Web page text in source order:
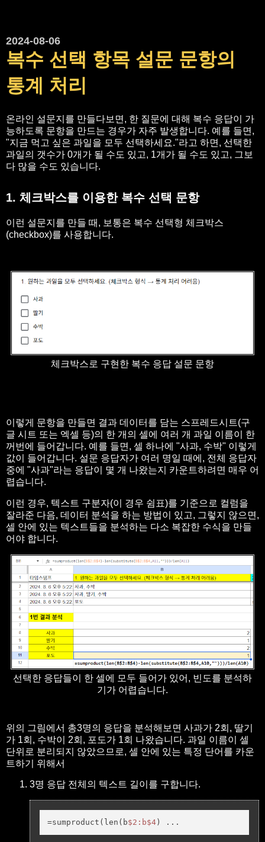
2024-08-06
복수 선택 항목 설문 문항의
통계 처리
온라인 설문지를 만들다보면, 한 질문에 대해 복수 응답이 가
능하도록 문항을 만드는 경우가 자주 발생합니다. 예를 들면,
"지금 먹고 싶은 과일을 모두 선택하세요."라고 하면, 선택한
과일의 갯수가 0개가 될 수도 있고, 1개가 될 수도 있고, 그보
다 많을 수도 있습니다.
1. 체크박스를 이용한 복수 선택 문항
이런 설문지를 만들 때, 보통은 복수 선택형 체크박스
(checkbox)를 사용합니다.
체크박스로 구현한 복수 응답 설문 문항
이렇게 문항을 만들면 결과 데이터를 담는 스프레드시트(구
글 시트 또는 엑셀 등)의 한 개의 셀에 여러 개 과일 이름이 한
꺼번에 들어갑니다. 예를 들면, 셀 하나에 "사과, 수박" 이렇게
값이 들어갑니다. 설문 응답자가 여러 명일 때에, 전체 응답자
중에 "사과"라는 응답이 몇 개 나왔는지 카운트하려면 매우 어
렵습니다.
이런 경우, 텍스트 구분자(이 경우 쉼표)를 기준으로 컬럼을
잘라준 다음, 데이터 분석을 하는 방법이 있고, 그렇지 않으면,
셀 안에 있는 텍스트들을 분석하는 다소 복잡한 수식을 만들
어야 합니다.
선택한 응답들이 한 셀에 모두 들어가 있어, 빈도를 분석하
기가 어렵습니다.
위의 그림에서 총3명의 응답을 분석해보면 사과가 2회, 딸기
가 1회, 수박이 2회, 포도가 1회 나왔습니다. 과일 이름이 셀
단위로 분리되지 않았으므로, 셀 안에 있는 특정 단어를 카운
트하기 위해서
3명 응답 전체의 텍스트 길이를 구합니다.
=sumproduct(len(b$2 :b$4) ...